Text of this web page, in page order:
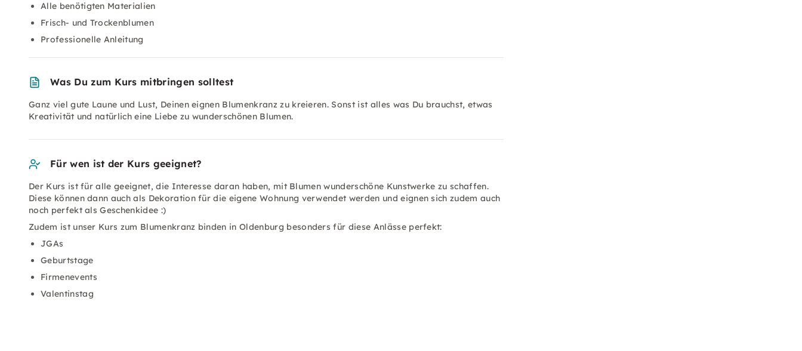
Alle benötigten Materialien
Frisch- und Trockenblumen
Professionelle Anleitung
Was Du zum Kurs mitbringen solltest
Ganz viel gute Laune und Lust, Deinen eignen Blumenkranz zu kreieren. Sonst ist alles was Du brauchst, etwas
Kreativität und natürlich eine Liebe zu wunderschönen Blumen.
Für wen ist der Kurs geeignet?
Der Kurs ist für alle geeignet, die Interesse daran haben, mit Blumen wunderschöne Kunstwerke zu schaffen.
Diese können dann auch als Dekoration für die eigene Wohnung verwendet werden und eignen sich zudem auch
noch perfekt als Geschenkidee :)
Zudem ist unser Kurs zum Blumenkranz binden in Oldenburg besonders für diese Anlässe perfekt:
JGAs
Geburtstage
Firmenevents
Valentinstag